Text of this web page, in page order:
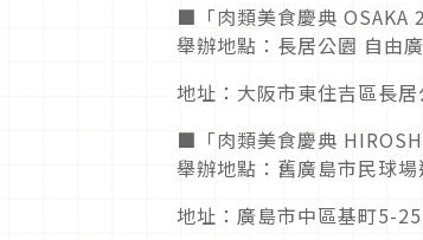
■「肉類美食慶典 OSAKA
舉辦地點：長居公園 自由
地址：大阪市東住吉區長
■「肉類美食慶典
舉辦地點：舊廣島市民球場
地址：廣島市中區基町5-25